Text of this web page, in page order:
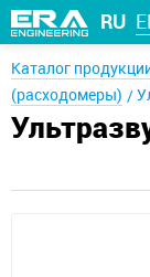
RU
Каталог
(расходомеры)